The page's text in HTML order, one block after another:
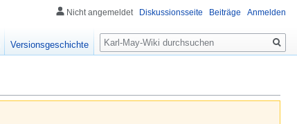
Nicht angemeldet Diskussionsseite Beiträge Anmelden
Versionsgeschichte
Suche